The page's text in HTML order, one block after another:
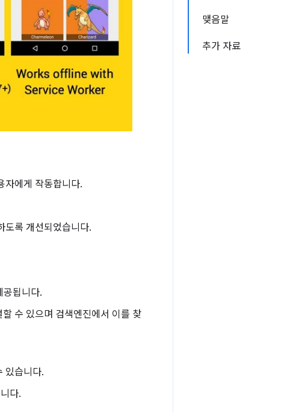
맺음말
추가 자료
자에게 작동합니다.
도록 개선되었습니다.
공됩니다.
수 있으며 검색엔진에서 이를 찾
있습니다.
다.